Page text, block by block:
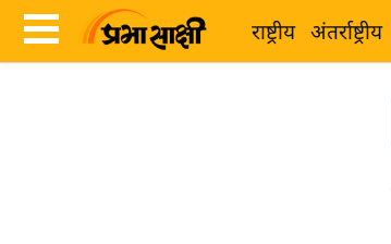
राष्ट्रीय अंतर्राष्ट्रीय